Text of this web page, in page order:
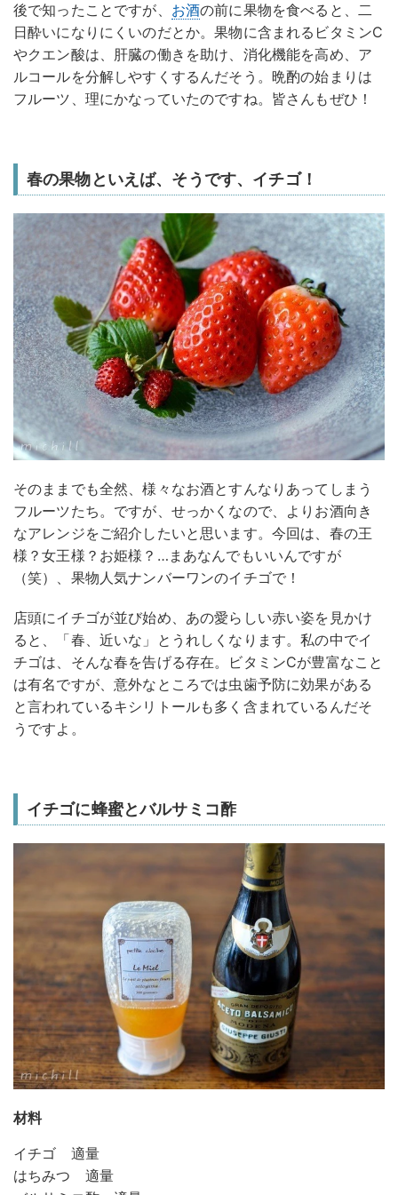
後で知ったことですが、 お酒の前に果物を食べると、二
日酔いになりにくいのだとか。果物に含まれるビタミンC
やクエン酸は、肝臓の働きを助け、消化機能を高め、ア
ルコールを分解しやすくするんだそう。晩酌の始まりは
フルーツ、理にかなっていたのですね。皆さんもぜひ！
春の果物といえば、そうです、イチゴ！
そのままでも全然、様々なお酒とすんなりあってしまう
フルーツたち。ですが、せっかくなので、よりお酒向き
なアレンジをご紹介したいと思います。今回は、春の王
様？女王様？お姫様？…まあなんでもいいんですが
（笑）、果物人気ナンバーワンのイチゴで！
店頭にイチゴが並び始め、あの愛らしい赤い姿を見かけ
ると、「春、近いな」とうれしくなります。私の中でイ
チゴは、そんな春を告げる存在。ビタミンCが豊富なこと
は有名ですが、意外なところでは虫歯予防に効果がある
と言われているキシリトールも多く含まれているんだそ
うですよ。
イチゴに蜂蜜とバルサミコ酢
材料
イチゴ 適量
はちみつ 適量